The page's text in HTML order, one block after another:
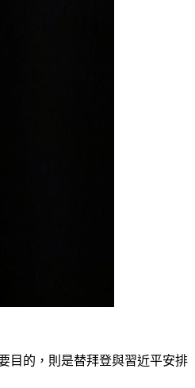
目的，則是替拜登與習近平安排